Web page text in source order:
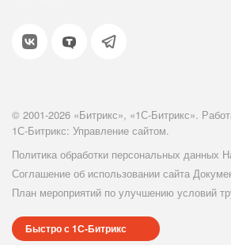
© 2001-2026 «Битрикс», «1С-Битрикс».
1С-Битрикс: Управление сайтом.
Политика обработки персональных данных
Соглашение об использовании сайта
План мероприятий по улучшению условий
Быстро с 1С-Битрикс